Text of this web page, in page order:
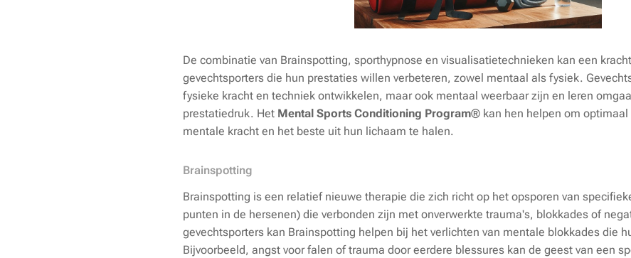
De combinatie van Brainspotting, sporthypnose en visualisatietechnieken kan een
gevechtsporters die hun prestaties willen verbeteren, zowel mentaal als fysiek.
fysieke kracht en techniek ontwikkelen, maar ook mentaal weerbaar zijn en leren
prestatiedruk. Het Mental Sports Conditioning Program® kan hen helpen om optimaal
mentale kracht en het beste uit hun lichaam te halen.
Brainspotting
Brainspotting is een relatief nieuwe therapie die zich richt op het opsporen van
punten in de hersenen) die verbonden zijn met onverwerkte trauma's, blokkades of
gevechtsporters kan Brainspotting helpen bij het verlichten van mentale blokkades die
Bijvoorbeeld, angst voor falen of trauma door eerdere blessures kan de geest van een